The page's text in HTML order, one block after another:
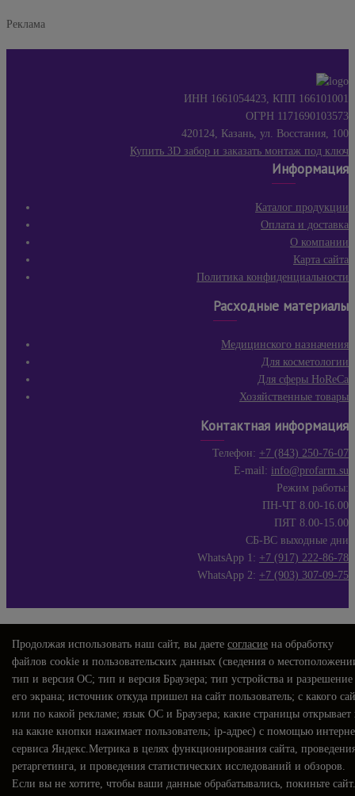
Реклама
ИНН 1661054423, КПП 166101001
ОГРН 1171690103573
420124, Казань, ул. Восстания, 100
Купить 3D забор и заказать монтаж под ключ
Информация
Каталог продукции
Оплата и доставка
О компании
Карта сайта
Политика конфиденциальности
Расходные материалы
Медицинского назначения
Для косметологии
Для сферы HoReCa
Хозяйственные товары
Контактная информация
Телефон: +7 (843) 250-76-07
E-mail: info@profarm.su
Режим работы:
ПН-ЧТ 8.00-16.00
ПЯТ 8.00-15.00
СБ-ВС выходные дни
WhatsApp 1: +7 (917) 222-86-78
WhatsApp 2: +7 (903) 307-09-75
Продолжая использовать наш сайт, вы даете согласие на обработку
файлов cookie и пользовательских данных (сведения о
тип и версия ОС; тип и версия Браузера; тип устройства и разрешение
его экрана; источник откуда пришел на сайт пользователь; с какого
или по какой рекламе; язык ОС и Браузера; какие страницы открывает
на какие кнопки нажимает пользователь; ip-адрес) с помощью
сервиса Яндекс.Метрика в целях функционирования сайта,
ретаргетинга, и проведения статистических исследований и обзоров.
Если вы не хотите, чтобы ваши данные обрабатывались, покиньте сайт.